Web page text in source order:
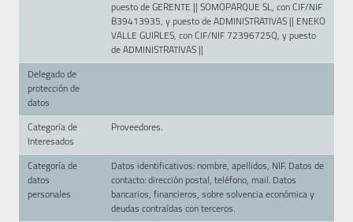
puesto de GERENTE || SOMOPARQUE SL, con CIF/NIF
B39413935, y puesto de ADMINISTRATIVAS || ENEKO
VALLE GUIRLES, con CIF/NIF 72396725Q, y puesto
de ADMINISTRATIVAS ||
Delegado de
protección de
datos
Categoría de
Interesados
Proveedores.
Categoría de
datos
personales
Datos identificativos: nombre, apellidos, NIF. Datos de
contacto: dirección postal, teléfono, mail. Datos
bancarios, financieros, sobre solvencia económica y
deudas contraídas con terceros.